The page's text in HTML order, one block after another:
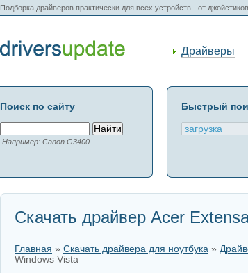
Подборка драйверов практически для всех устройств - от
Драйверы
Поиск по сайту
Например: Canon G3400
Быстрый
Скачать драйвер Acer
Главная » Скачать драйвера для ноутбука »
Windows Vista